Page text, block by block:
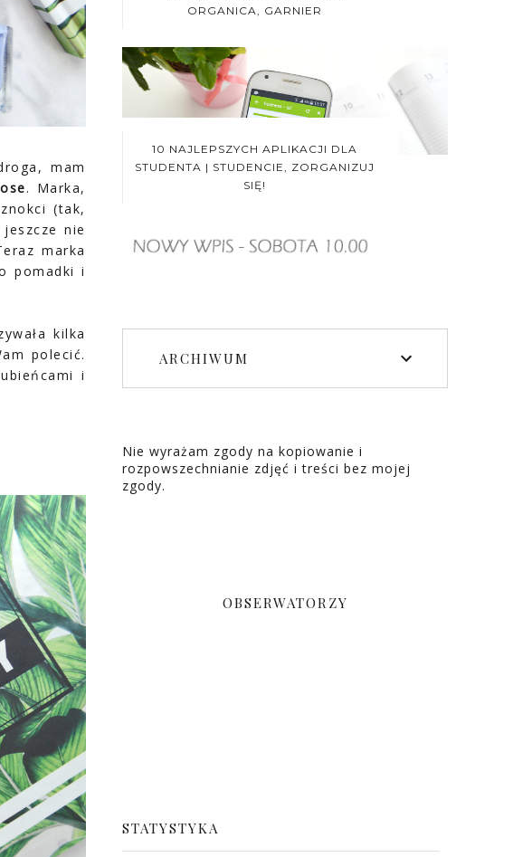
mam
. Marka,
(tak,
nie
marka
pomadki i
kilka
polecić.
i
ORGANICA, GARNIER
10 NAJLEPSZYCH APLIKACJI DLA
STUDENTA | STUDENCIE, ZORGANIZUJ
SIĘ!
ARCHIWUM
Nie wyrażam zgody na kopiowanie i
rozpowszechnianie zdjęć i treści bez mojej
zgody.
OBSERWATORZY
STATYSTYKA